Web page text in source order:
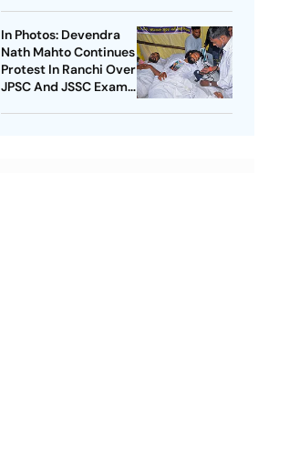
In Photos: Devendra
Nath Mahto Continues
Protest In Ranchi Over
JPSC And JSSC Exam